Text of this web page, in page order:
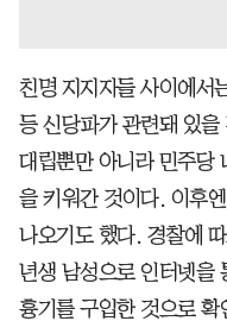
친명 지지자들 사이에서
등 신당파가 관련돼 있
대립뿐만 아니라 민주당
을 키워간 것이다. 이후
나오기도 했다. 경찰에
년생 남성으로 인터넷을
흉기를 구입한 것으로